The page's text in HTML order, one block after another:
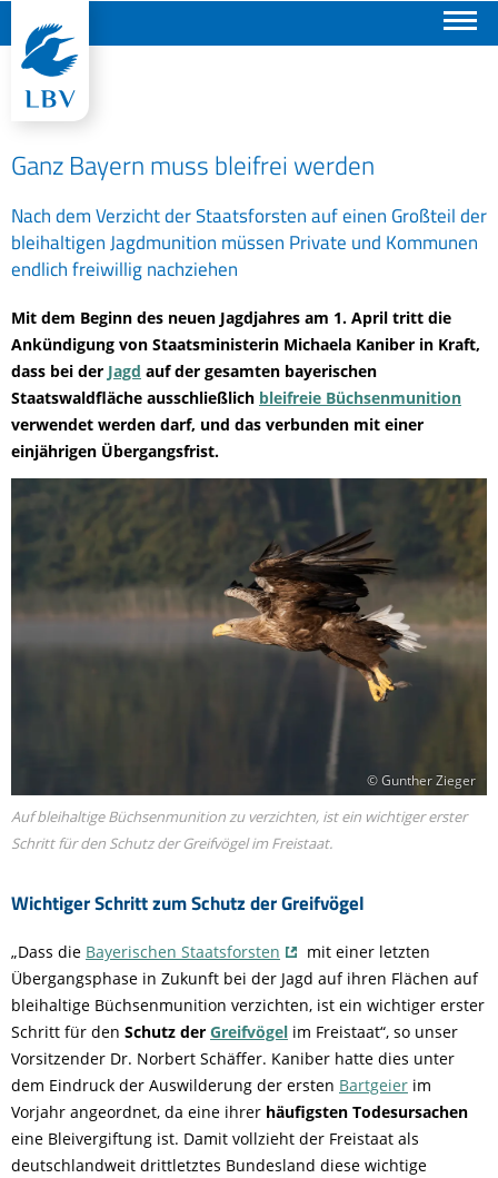
Ganz Bayern muss bleifrei werden
Nach dem Verzicht der Staatsforsten auf einen Großteil der
bleihaltigen Jagdmunition müssen Private und Kommunen
endlich freiwillig nachziehen
Mit dem Beginn des neuen Jagdjahres am 1. April tritt die
Ankündigung von Staatsministerin Michaela Kaniber in Kraft,
dass bei der Jagd auf der gesamten bayerischen
Staatswaldfläche ausschließlich bleifreie Büchsenmunition
verwendet werden darf, und das verbunden mit einer
einjährigen Übergangsfrist.
© Gunther Zieger
Auf bleihaltige Büchsenmunition zu verzichten, ist ein wichtiger erster
Schritt für den Schutz der Greifvögel im Freistaat.
Wichtiger Schritt zum Schutz der Greifvögel
„Dass die Bayerischen Staatsforsten
mit einer letzten
Übergangsphase in Zukunft bei der Jagd auf ihren Flächen auf
bleihaltige Büchsenmunition verzichten, ist ein wichtiger erster
Schritt für den Schutz der Greifvögel im Freistaat“, so unser
Vorsitzender Dr. Norbert Schäffer. Kaniber hatte dies unter
dem Eindruck der Auswilderung der ersten Bartgeier im
Vorjahr angeordnet, da eine ihrer häufigsten Todesursachen
eine Bleivergiftung ist. Damit vollzieht der Freistaat als
deutschlandweit drittletztes Bundesland diese wichtige